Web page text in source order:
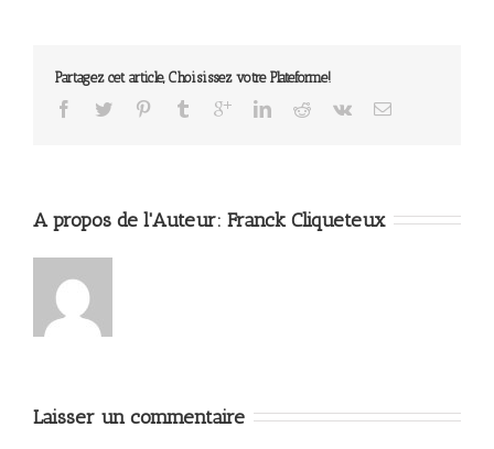
Partagez cet article, Choisissez votre Plateforme!
A propos de l'Auteur: Franck Cliqueteux
Laisser un commentaire